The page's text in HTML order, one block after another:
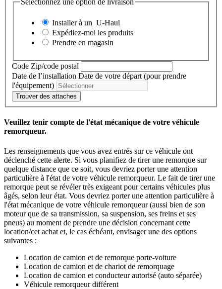
Sélectionnez une option de livraison
Installer à un U-Haul
Expédiez-moi les produits
Prendre en magasin
Code Zip/code postal
Date de l’installation Date de votre départ (pour prendre
l'équipement)
Trouver des attaches
Veuillez tenir compte de l'état mécanique de votre véhicule
remorqueur.
Les renseignements que vous avez entrés sur ce véhicule ont
déclenché cette alerte. Si vous planifiez de tirer une remorque sur
quelque distance que ce soit, vous devriez porter une attention
particulière à l'état de votre véhicule remorqueur. Le fait de tirer une
remorque peut se révéler très exigeant pour certains véhicules plus
âgés, selon leur état. Vous devriez porter une attention particulière à
l'état mécanique de votre véhicule remorqueur (aussi bien de son
moteur que de sa transmission, sa suspension, ses freins et ses
pneus) au moment de prendre une décision concernant cette
location/cet achat et, le cas échéant, envisager une des options
suivantes :
Location de camion et de remorque porte-voiture
Location de camion et de chariot de remorquage
Location de camion et conducteur autorisé (auto séparée)
Véhicule remorqueur différent